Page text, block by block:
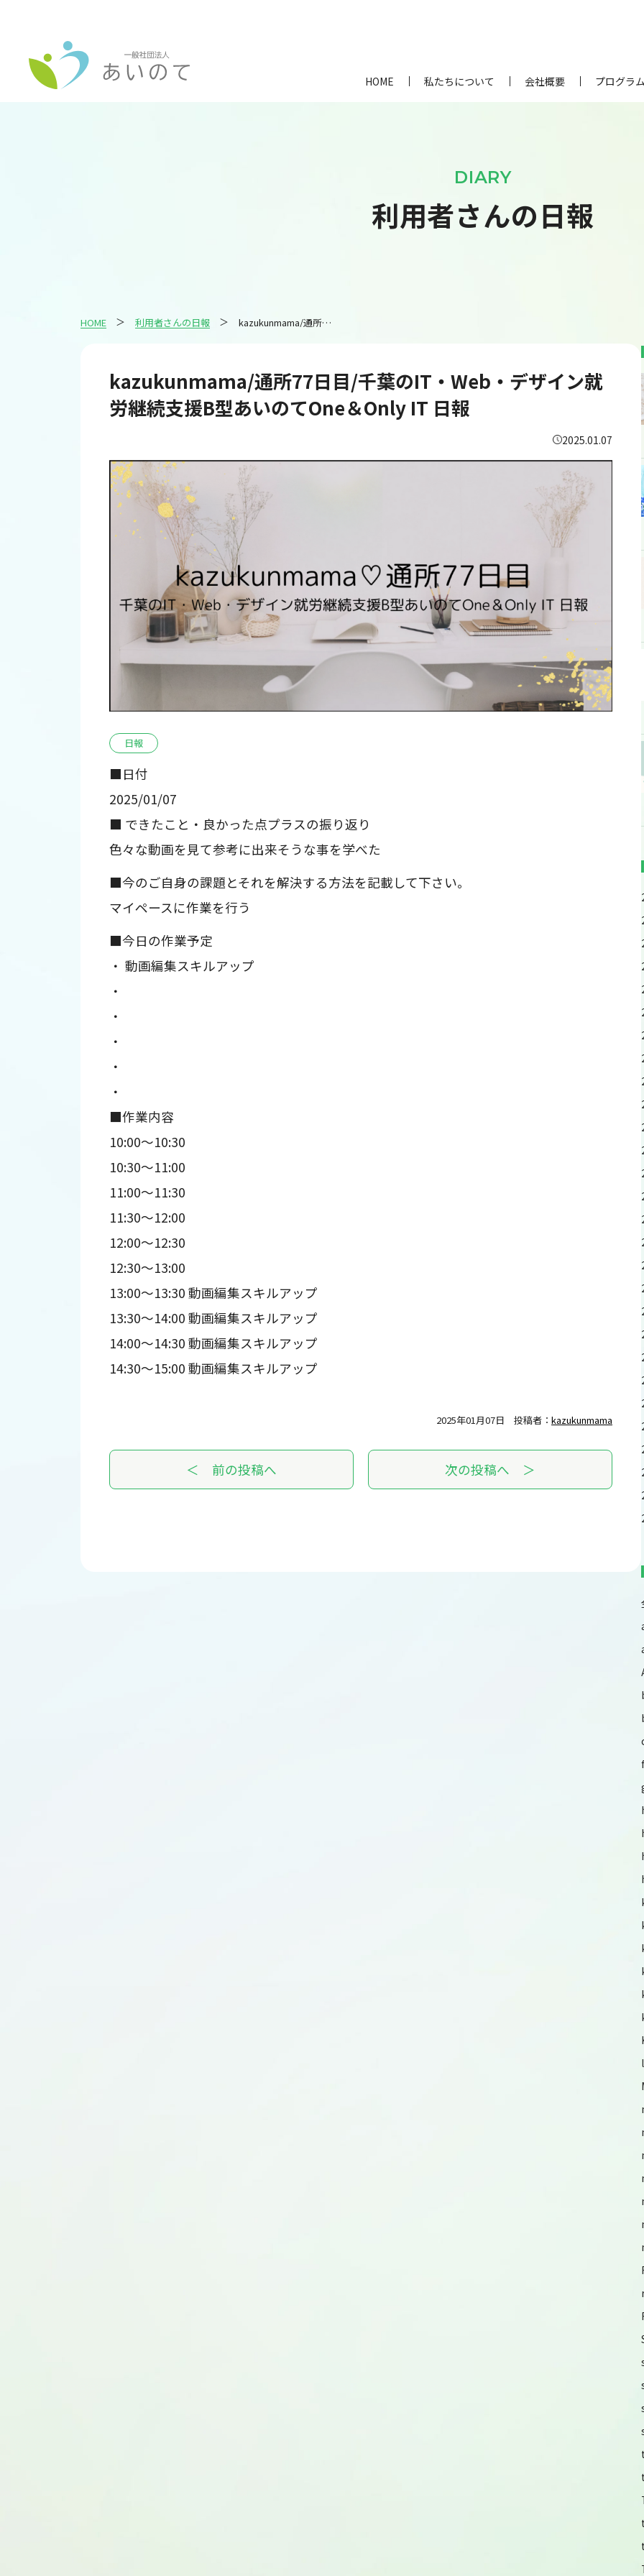
HOME 私たちについて 会社概要 プログラ
DIARY
利用者さんの日報
HOME 利用者さんの日報 kazukunmama/通所77日目/千葉のIT・Web・デザイン就労継続支援B型あいのてOne＆Only IT 日報
kazukunmama/通所77日目/千葉のIT・Web・デザイン就
労継続支援B型あいのてOne＆Only IT 日報
2025.01.07
日報
■日付
2025/01/07
■ できたこと・良かった点プラスの振り返り
色々な動画を見て参考に出来そうな事を学べた
■今のご自身の課題とそれを解決する方法を記載して下さい。
マイペースに作業を行う
■今日の作業予定
・ 動画編集スキルアップ
・
・
・
・
・
■作業内容
10:00～10:30
10:30～11:00
11:00～11:30
11:30～12:00
12:00～12:30
12:30～13:00
13:00～13:30 動画編集スキルアップ
13:30～14:00 動画編集スキルアップ
14:00～14:30 動画編集スキルアップ
14:30～15:00 動画編集スキルアップ
2025年01月07日 投稿者： kazukunmama
＜ 前の投稿へ 次の投稿へ ＞